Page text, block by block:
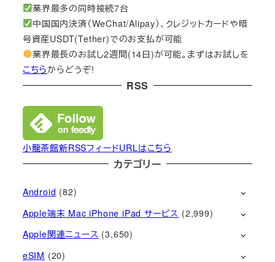
業界最多の同時接続7台
中国国内決済（WeChat/Alipay）、クレジットカードや暗
号資産USDT(Tether)でのお支払が可能
業界最長のお試し2週間(14日)が可能。まずはお試しを
こちらからどうぞ!
RSS
小龍茶館新RSSフィードURLはこちら
カテゴリー
Android (82)
Apple端末 Mac iPhone iPad サービス (2,999)
Apple関連ニュース (3,650)
eSIM (20)